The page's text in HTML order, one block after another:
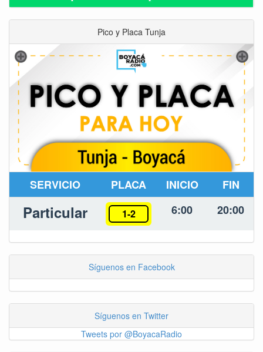
Pico y Placa Tunja
SERVICIO PLACA INICIO FIN
Particular 1-2 6:00 20:00
Síguenos en Facebook
Síguenos en Twitter
Tweets por @BoyacaRadio